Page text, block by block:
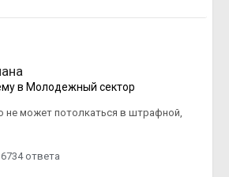
в Молодежный сектор
не может потолкаться в штрафной,
6734 ответа